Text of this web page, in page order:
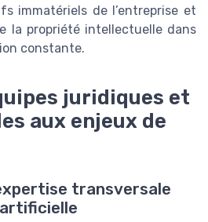
immatériels de l’entreprise et
la propriété intellectuelle dans
constante.
juridiques et
aux enjeux de
transversale